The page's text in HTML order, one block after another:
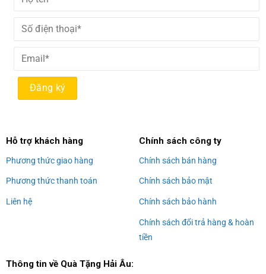
Hỗ trợ khách hàng
Phương thức giao hàng
Phương thức thanh toán
Liên hệ
Chính sách công ty
Chính sách bán hàng
Chính sách bảo mật
Chính sách bảo hành
Chính sách đổi trả hàng & hoàn
tiền
Thông tin về Quà Tặng Hải Âu: